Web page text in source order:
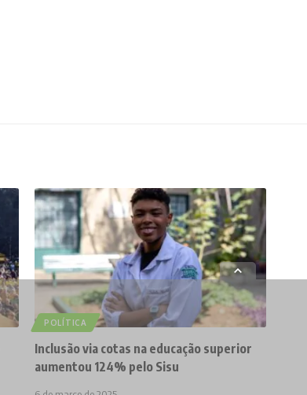
POLÍTICA
Inclusão via cotas na educação superior
aumentou 124% pelo Sisu